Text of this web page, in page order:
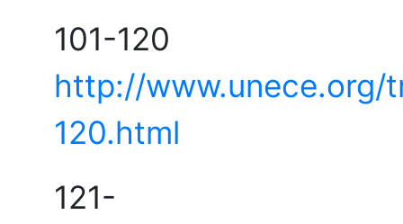
http://www.unece.org/
120.html
121-